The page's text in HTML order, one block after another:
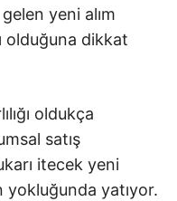
yeni alım
olduğuna dikkat
oldukça
satış
itecek yeni
yokluğunda yatıyor.